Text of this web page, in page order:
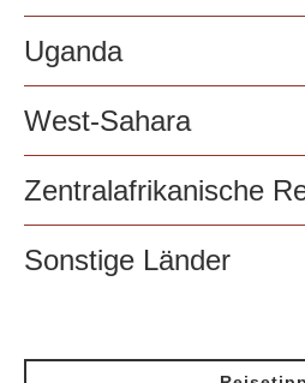
Uganda
West-Sahara
Zentralafrikanische
Sonstige Länder